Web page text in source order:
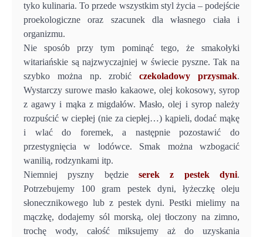
tyko kulinaria. To przede wszystkim styl życia – podejście
proekologiczne oraz szacunek dla własnego ciała i
organizmu.
Nie sposób przy tym pominąć tego, że smakołyki
witariańskie są najzwyczajniej w świecie pyszne. Tak na
szybko można np. zrobićczekoladowy przysmak.
Wystarczy surowe masło kakaowe, olej kokosowy, syrop
z agawy i mąka z migdałów. Masło, olej i syrop należy
rozpuścić w ciepłej (nie za ciepłej…) kąpieli, dodać mąkę
i wlać do foremek, a następnie pozostawić do
przestygnięcia w lodówce. Smak można wzbogacić
wanilią, rodzynkami itp.
Niemniej pyszny będzie serek z pestek dyni.
Potrzebujemy 100 gram pestek dyni, łyżeczkę oleju
słonecznikowego lub z pestek dyni. Pestki mielimy na
mączkę, dodajemy sól morską, olej tłoczony na zimno,
trochę wody, całość miksujemy aż do uzyskania